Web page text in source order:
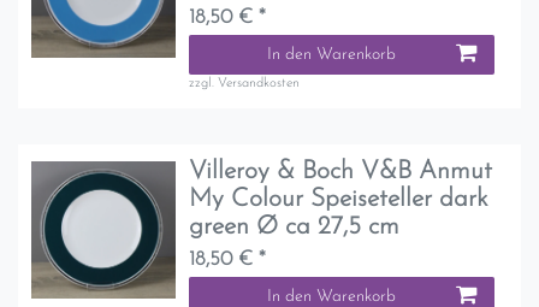
18,50 € *
In den Warenkorb
zzgl. Versandkosten
Villeroy & Boch V&B Anmut
My Colour Speiseteller dark
green Ø ca 27,5 cm
18,50 € *
In den Warenkorb